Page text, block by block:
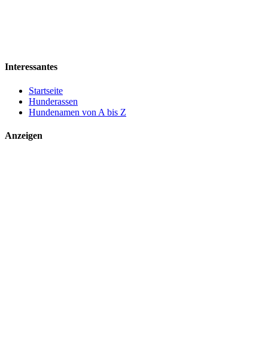
Interessantes
Startseite
Hunderassen
Hundenamen von A bis Z
Anzeigen